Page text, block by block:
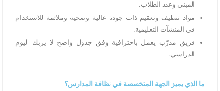
المبنى وعدد الطلاب.
مواد تنظيف وتعقيم ذات جودة عالية وصحية وملائمة للاستخدام
في المنشآت التعليمية.
فريق مدرّب يعمل باحترافية وفق جدول واضح لا يربك اليوم
الدراسي.
ما الذي يميز الجهة المتخصصة في نظافة المدارس؟